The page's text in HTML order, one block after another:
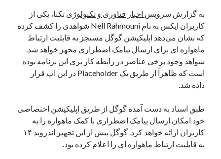
آخرین دیدگاه‌ها
یک نویسنده دیدگاه وردپرسدر تعمیرات تخصصی فیس آیدی
مارس 2026
فوریه 2026
ژانویه 2026
دسامبر 2025
به گزارش سرویس اخبار فناوری و تکنولوژی تکنا، یکی از
کاربران ایکس به نام Nell Rahmouni شواهدی را کشف کرده
که نشان می‌دهد اپلیکیشن گوگل مسیجز به قابلیت ارتباط
ماهواره ای برای ارسال پیامک اضطراری مجهز خواهد شد.
شواهد وجود برخی عناصر در رابطه کار بری این برنامه بوده
است که ظاهراً از طریق یک Placeholder در این اپ قرار
داده شد.
طبق اسناد به دست آمده گوگل از طریق اپلیکیشن اختصاصی
خود امکان ارسال پیامک اضطراری با کمک ماهواره را به
کاربران ارائه خواهد کرد. گوگل پیش از این تجهیز اندروید ۱۴
به قابلیت ارتباط ماهواره ای را اعلام کرده بود.